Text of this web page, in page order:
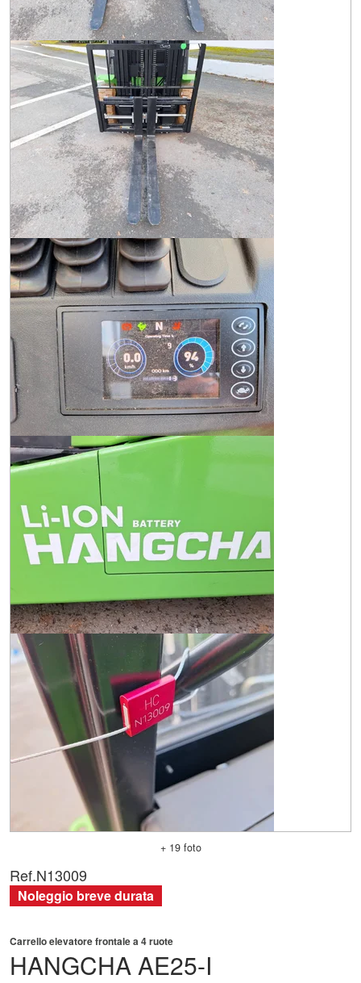
+ 19 foto
HANGCHAAE25-I
Carrello elevatore frontale a 4 ruote
Ref.N13009
Noleggio breve durata